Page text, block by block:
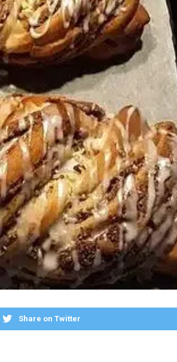
Share on Twitter